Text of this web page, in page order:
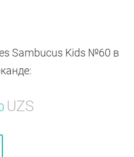
Sambucus Kids №60 в
UZS